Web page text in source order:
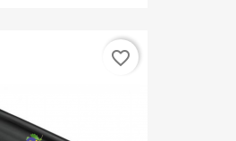
favorite_border